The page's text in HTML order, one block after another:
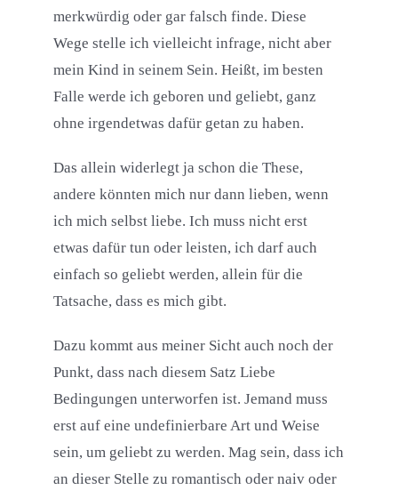
merkwürdig oder gar falsch finde. Diese
Wege stelle ich vielleicht infrage, nicht aber
mein Kind in seinem Sein. Heißt, im besten
Falle werde ich geboren und geliebt, ganz
ohne irgendetwas dafür getan zu haben.
Das allein widerlegt ja schon die These,
andere könnten mich nur dann lieben, wenn
ich mich selbst liebe. Ich muss nicht erst
etwas dafür tun oder leisten, ich darf auch
einfach so geliebt werden, allein für die
Tatsache, dass es mich gibt.
Dazu kommt aus meiner Sicht auch noch der
Punkt, dass nach diesem Satz Liebe
Bedingungen unterworfen ist. Jemand muss
erst auf eine undefinierbare Art und Weise
sein, um geliebt zu werden. Mag sein, dass ich
an dieser Stelle zu romantisch oder naiv oder